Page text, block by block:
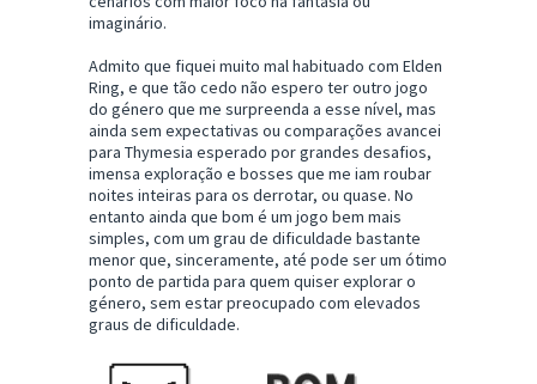
imaginário.
Admito que fiquei muito mal habituado com Elden
Ring, e que tão cedo não espero ter outro jogo
do género que me surpreenda a esse nível, mas
ainda sem expectativas ou comparações avancei
para Thymesia esperado por grandes desafios,
imensa exploração e bosses que me iam roubar
noites inteiras para os derrotar, ou quase. No
entanto ainda que bom é um jogo bem mais
simples, com um grau de dificuldade bastante
menor que, sinceramente, até pode ser um ótimo
ponto de partida para quem quiser explorar o
género, sem estar preocupado com elevados
graus de dificuldade.